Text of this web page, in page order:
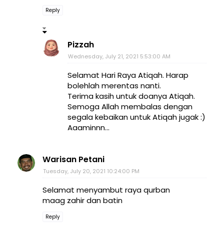
Reply
Pizzah
Wednesday, July 21, 2021 5:53:00 AM
Selamat Hari Raya Atiqah. Harap
bolehlah merentas nanti.
Terima kasih untuk doanya Atiqah.
Semoga Allah membalas dengan
segala kebaikan untuk Atiqah jugak :)
Aaaminnn...
Warisan Petani
Tuesday, July 20, 2021 10:24:00 PM
Selamat menyambut raya qurban
maag zahir dan batin
Reply